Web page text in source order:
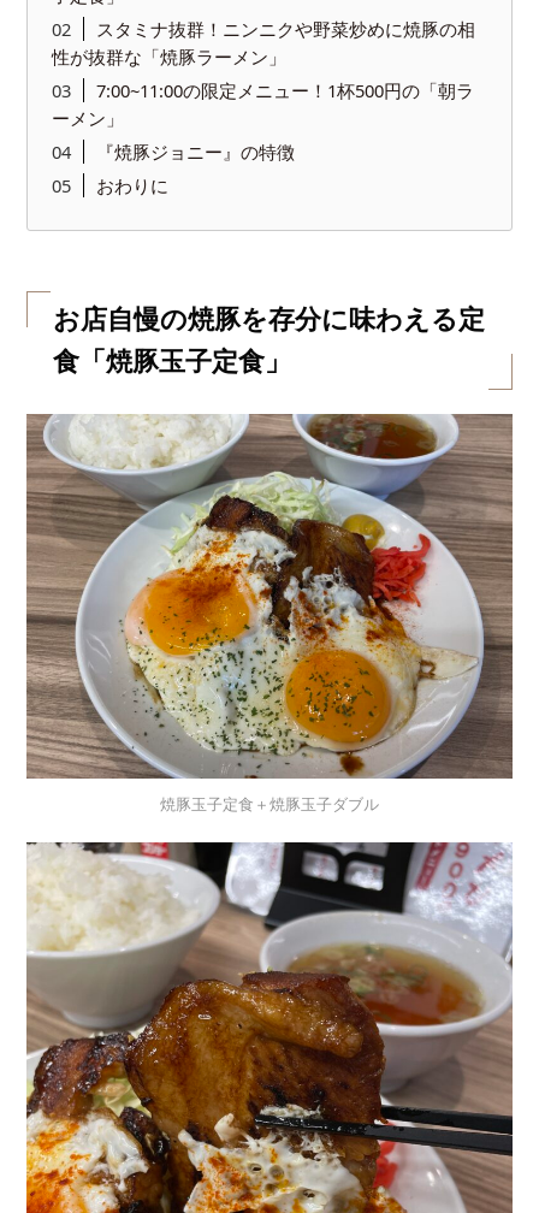
スタミナ抜群！ニンニクや野菜炒めに焼豚の相
性が抜群な「焼豚ラーメン」
7:00~11:00の限定メニュー！1杯500円の「朝ラ
ーメン」
『焼豚ジョニー』の特徴
おわりに
お店自慢の焼豚を存分に味わえる定
食「焼豚玉子定食」
焼豚玉子定食＋焼豚玉子ダブル